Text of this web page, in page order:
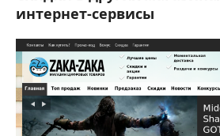
интернет-сервисы